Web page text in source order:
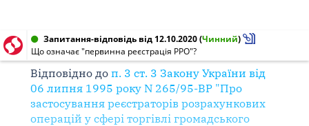
Запитання-відповідь від 12.10.2020(Чинний)
Що означає "первинна реєстрація РРО"?
Відповідно до п. 3 ст. 3 Закону України від
06 липня 1995 року N 265/95-ВР "Про
застосування реєстраторів розрахункових
операцій у сфері торгівлі громадського